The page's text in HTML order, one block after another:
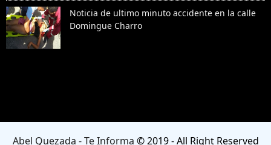
Noticia de ultimo minuto accidente en la calle
Domingue Charro
Abel Quezada - Te Informa © 2019 - All Right Reserved